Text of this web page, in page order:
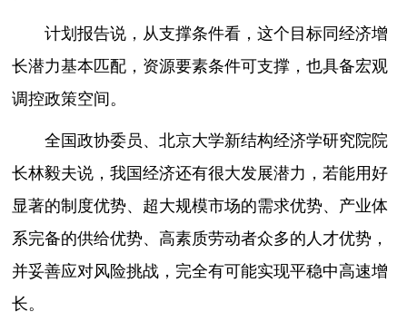
计划报告说，从支撑条件看，这个目标同经济增
长潜力基本匹配，资源要素条件可支撑，也具备宏观
调控政策空间。
全国政协委员、北京大学新结构经济学研究院院
长林毅夫说，我国经济还有很大发展潜力，若能用好
显著的制度优势、超大规模市场的需求优势、产业体
系完备的供给优势、高素质劳动者众多的人才优势，
并妥善应对风险挑战，完全有可能实现平稳中高速增
长。